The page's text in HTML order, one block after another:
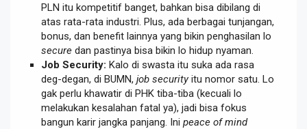
PLN itu kompetitif banget, bahkan bisa dibilang di
atas rata-rata industri. Plus, ada berbagai tunjangan,
bonus, dan benefit lainnya yang bikin penghasilan lo
secure dan pastinya bisa bikin lo hidup nyaman.
Job Security: Kalo di swasta itu suka ada rasa
deg-degan, di BUMN, job securityitu nomor satu. Lo
gak perlu khawatir di PHK tiba-tiba (kecuali lo
melakukan kesalahan fatal ya), jadi bisa fokus
bangun karir jangka panjang. Ini peace of mind